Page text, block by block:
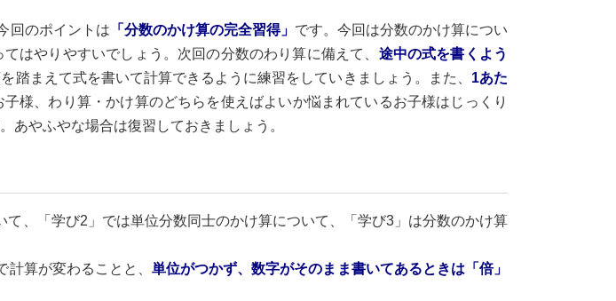
回のポイントは 「分数のかけ算の完全習得」 です。今回は分数のかけ算につい
はやりやすいでしょう。次回の分数のわり算に備えて、 途中の式を書くよう
踏まえて式を書いて計算できるように練習をしていきましょう。また、 1あた
様、わり算・かけ算のどちらを使えばよいか悩まれているお子様はじっくり
あやふやな場合は復習しておきましょう。
、「学び2」では単位分数同士のかけ算について、「学び3」は分数のかけ算
算が変わることと、 単位がつかず、数字がそのまま書いてあるときは「倍」